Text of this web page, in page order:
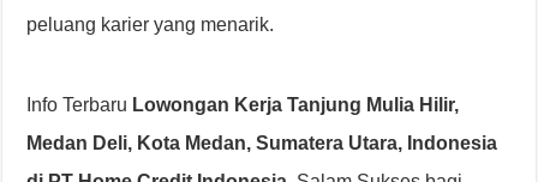
peluang karier yang menarik.
Info Terbaru Lowongan Kerja Tanjung Mulia Hilir,
Medan Deli, Kota Medan, Sumatera Utara, Indonesia